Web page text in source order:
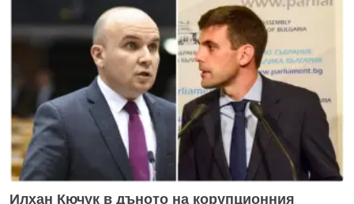
Илхан Кючук в дъното на корупционния